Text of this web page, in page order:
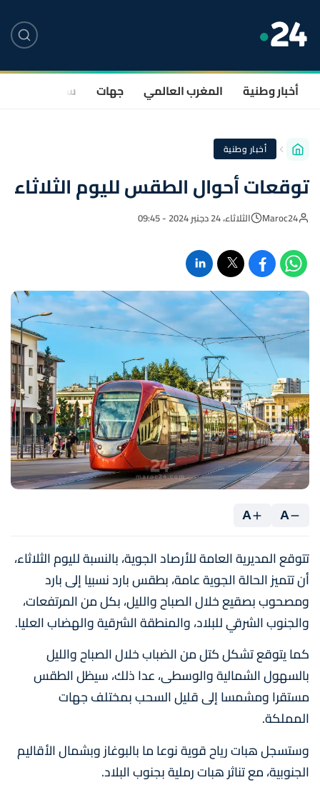
أخبار وطنية المغرب العالمي جهات سياسة
أخبار وطنية
توقعات أحوال الطقس لليوم الثلاثاء
Maroc24 الثلاثاء، 24 دجنبر 2024 - 09:45
A
A
تتوقع المديرية العامة للأرصاد الجوية، بالنسبة لليوم الثلاثاء،
أن تتميز الحالة الجوية عامة، بطقس بارد نسبيا إلى بارد
ومصحوب بصقيع خلال الصباح والليل، بكل من المرتفعات،
والجنوب الشرقي للبلاد، والمنطقة الشرقية والهضاب العليا.
كما يتوقع تشكل كتل من الضباب خلال الصباح والليل
بالسهول الشمالية والوسطى، عدا ذلك، سيظل الطقس
مستقرا ومشمسا إلى قليل السحب بمختلف جهات
المملكة.
وستسجل هبات رياح قوية نوعا ما بالبوغاز وبشمال الأقاليم
الجنوبية، مع تناثر هبات رملية بجنوب البلاد.